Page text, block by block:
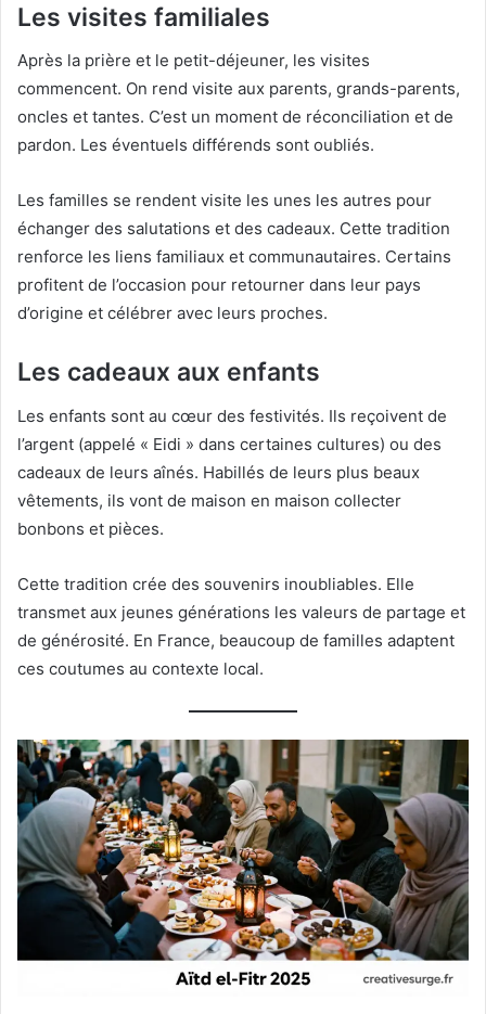
Les visites familiales
Après la prière et le petit-déjeuner, les visites
commencent. On rend visite aux parents, grands-parents,
oncles et tantes. C’est un moment de réconciliation et de
pardon. Les éventuels différends sont oubliés.
Les familles se rendent visite les unes les autres pour
échanger des salutations et des cadeaux. Cette tradition
renforce les liens familiaux et communautaires. Certains
profitent de l’occasion pour retourner dans leur pays
d’origine et célébrer avec leurs proches.
Les cadeaux aux enfants
Les enfants sont au cœur des festivités. Ils reçoivent de
l’argent (appelé « Eidi » dans certaines cultures) ou des
cadeaux de leurs aînés. Habillés de leurs plus beaux
vêtements, ils vont de maison en maison collecter
bonbons et pièces.
Cette tradition crée des souvenirs inoubliables. Elle
transmet aux jeunes générations les valeurs de partage et
de générosité. En France, beaucoup de familles adaptent
ces coutumes au contexte local.